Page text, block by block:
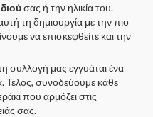
σας ή την ηλικία του.
τη δημιουργία με την πιο
να επισκεφθείτε και την
συλλογή μας εγγυάται ένα
Τέλος, συνοδεύουμε κάθε
που αρμόζει στις
σας.